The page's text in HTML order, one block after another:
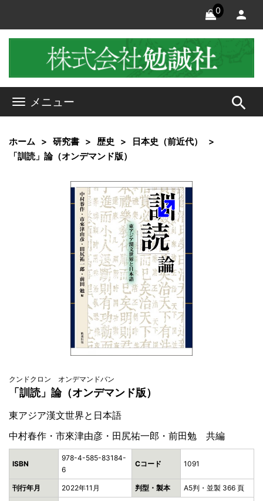
0
メニュー search
ホーム 研究書 歴史
日本史（前近代）
「訓読」論（オンデマンド版）
クンドクロン オンデマンドバン
「訓読」論（オンデマンド版）
東アジア漢文世界と日本語
中村春作・市來津由彦・田尻祐一郎・前田勉 共編
ISBN
978-4-585-83184-
6
Cコード 1091
刊行年月 2022年11月 判型・製本 A5判・並製 366 頁